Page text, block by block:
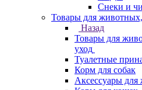
Снеки и
Товары для
Назад
Товары для
уход
Туалетные
Корм для собак
Аксессуары